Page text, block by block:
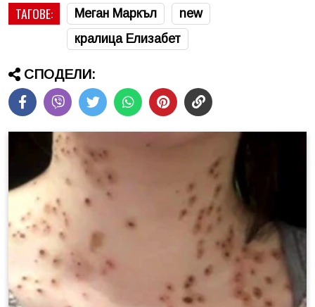
ТАГОВЕ: Меган Маркъл
new
кралица Елизабет
СПОДЕЛИ: